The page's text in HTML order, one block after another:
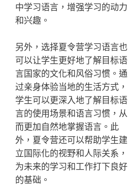
中学习语言，增强学习的动力
和兴趣。
另外，选择夏令营学习语言也
可以让学生更好地了解目标语
言国家的文化和风俗习惯。通
过亲身体验当地的生活方式，
学生可以更深入地了解目标语
言的使用场景和语言习惯，从
而更加自然地掌握语言。此
外，夏令营还可以帮助学生建
立国际化的视野和人际关系，
为未来的学习和工作打下良好
的基础。